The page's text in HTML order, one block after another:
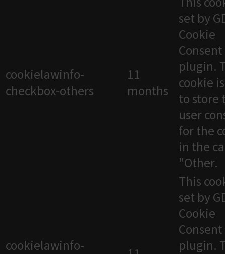
cookielawinfo-
checkbox-others
11
months
set by
Cookie
Consent
plugin.
cookie
to store
user
for the
in the
"Other.
cookielawinfo-
This
set by
Cookie
Consent
plugin.